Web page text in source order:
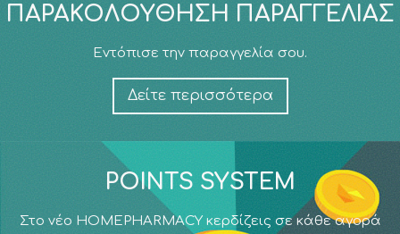
ΠΑΡΑΚΟΛΟΎΘΗΣΗ ΠΑΡΑΓΓΕΛΊΑΣ
Εντόπισε την παραγγελία σου.
Δείτε περισσότερα
POINTS SYSTEM
Στο νέο HOMEPHARMACY κερδίζεις σε κάθε αγορά